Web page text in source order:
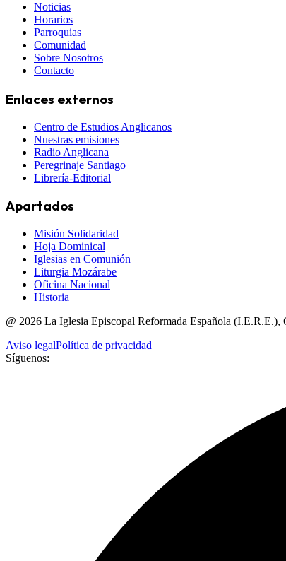
Noticias
Horarios
Parroquias
Comunidad
Sobre Nosotros
Contacto
Enlaces externos
Centro de Estudios Anglicanos
Nuestras emisiones
Radio Anglicana
Peregrinaje Santiago
Librería-Editorial
Apartados
Misión Solidaridad
Hoja Dominical
Iglesias en Comunión
Liturgia Mozárabe
Oficina Nacional
Historia
@ 2026 La Iglesia Episcopal Reformada Española (I.E.R.E.),
Aviso legalPolítica de privacidad
Síguenos: